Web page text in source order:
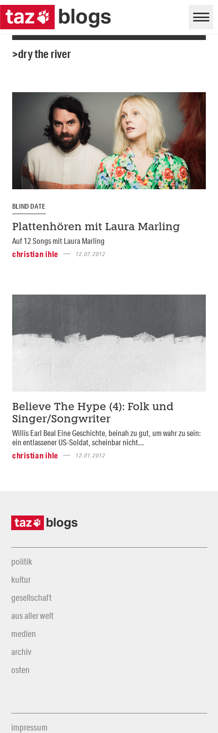
>dry the river
BLIND DATE
Plattenhören mit Laura Marling
Auf 12 Songs mit Laura Marling
christian ihle
12.07.2012
Believe The Hype (4): Folk und
Singer/Songwriter
Willis Earl Beal Eine Geschichte, beinah zu gut, um wahr zu sein:
ein entlassener US-Soldat, scheinbar nicht...
christian ihle
12.01.2012
politik
kultur
gesellschaft
aus aller welt
medien
archiv
osten
impressum